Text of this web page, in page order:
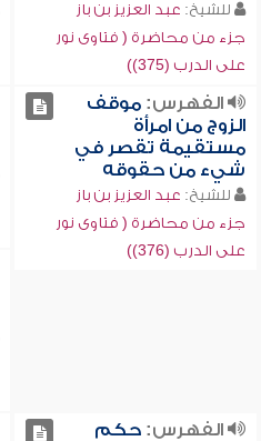
للشيخ: عبد العزيز بن باز
جزء من محاضرة ( فتاوى نور
على الدرب (375))
الفهرس:موقف
الزوج من امرأة
مستقيمة تقصر في
شيء من حقوقه
للشيخ: عبد العزيز بن باز
جزء من محاضرة ( فتاوى نور
على الدرب (376))
الفهرس:حكم